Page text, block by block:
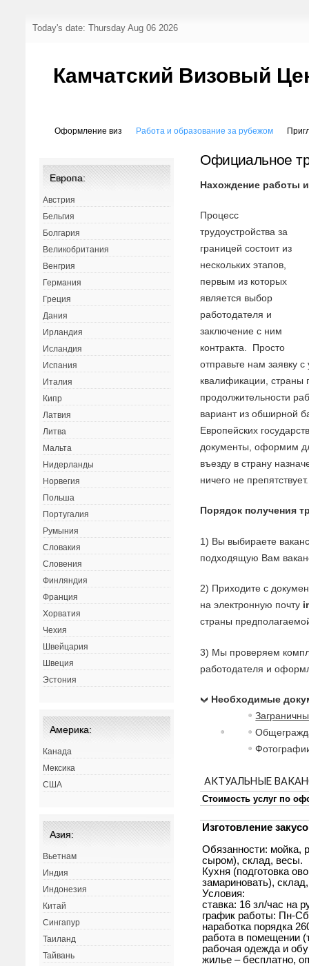
Today's date: Thursday Aug 06 2026
Камчатский Визовый
Оформление виз Работа и образование за рубежом
Официальное
Нахождение работы
Процесс
трудоустройства за
границей состоит из
нескольких этапов,
первым из которых
является выбор
работодателя и
заключение с ним
контракта. Просто
отправьте нам заявку
квалификации, страны
продолжительности
вариант из обширной
Европейских
документы, оформим
въезду в страну
ничего не препятствует.
Порядок получения
1) Вы выбираете
подходящую Вам
2) Приходите с
на электронную почту
страны
3) Мы проверяем
работодателя и
Необходимые
Европа:
Австрия
Бельгия
Болгария
Великобритания
Венгрия
Германия
Греция
Дания
Ирландия
Исландия
Испания
Италия
Кипр
Латвия
Литва
Мальта
Нидерланды
Норвегия
Польша
Португалия
Румыния
Словакия
Словения
Финляндия
Франция
Хорватия
Чехия
Швейцария
Швеция
Эстония
Америка:
Канада
Мексика
США
Азия:
Вьетнам
Индия
Индонезия
Китай
Сингапур
Таиланд
Тайвань